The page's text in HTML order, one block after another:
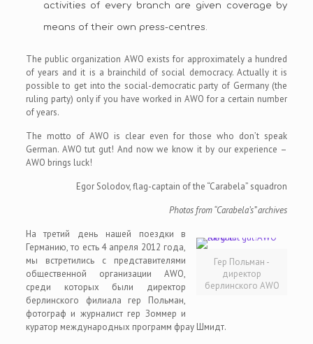
activities of every branch are given coverage by
means of their own press-centres.
The public organization AWO exists for approximately a hundred
of years and it is a brainchild of social democracy. Actually it is
possible to get into the social-democratic party of Germany (the
ruling party) only if you have worked in AWO for a certain number
of years.
The motto of AWO is clear even for those who don’t speak
German. AWO tut gut! And now we know it by our experience –
AWO brings luck!
Egor Solodov, flag-captain of the “Carabela” squadron
Photos from “Carabela’s” archives
Гер Польман -
директор
берлинского AWO
На третий день нашей поездки в
Германию, то есть 4 апреля 2012 года,
мы встретились с представителями
общественной организации AWO,
среди которых были директор
берлинского филиала гер Польман,
фотограф и журналист гер Зоммер и
куратор международных программ фрау Шмидт.